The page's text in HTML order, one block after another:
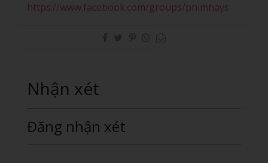
https://www.facebook.com/groups/phimhays
Nhận xét
Đăng nhận xét